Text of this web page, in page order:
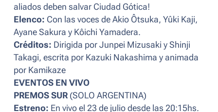
aliados deben salvar Ciudad Gótica!
Elenco: Con las voces de Akio Ôtsuka, Yûki Kaji,
Ayane Sakura y Kôichi Yamadera.
Créditos: Dirigida por Junpei Mizusaki y Shinji
Takagi, escrita por Kazuki Nakashima y animada
por Kamikaze
EVENTOS EN VIVO
PREMOS SUR (SOLO ARGENTINA)
Estreno: En vivo el 23 de julio desde las 20:15hs.